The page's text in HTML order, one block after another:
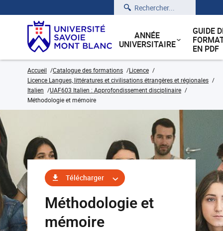
Rechercher
ANNÉE
UNIVERSITAIRE
GUIDE
EN PDF
Accueil Catalogue des formations
Licence
Licence Langues, littératures et civilisations étrangères et régionales
Italien
UAF603 Italien : Approfondissement disciplinaire
Méthodologie et mémoire
Télécharger
Méthodologie et
mémoire